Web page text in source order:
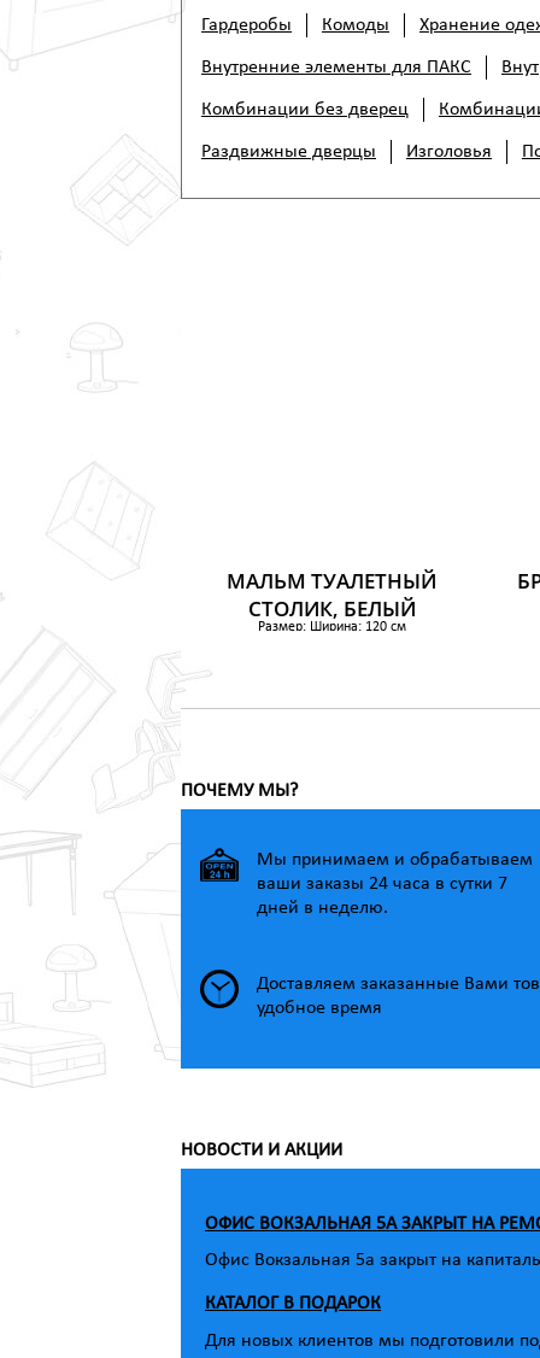
Гардеробы Комоды Хранение
Внутренние элементы для ПАКС
Комбинации без дверец
Раздвижные дверцы Изголовья
МАЛЬМ ТУАЛЕТНЫЙ
СТОЛИК, БЕЛЫЙ
Размер: Ширина: 120 см
9 899 р.
ПОЧЕМУ МЫ?
Мы принимаем и обрабатываем
ваши заказы 24 часа в сутки 7
дней в неделю.
Доставляем заказанные Вами
удобное время
НОВОСТИ И АКЦИИ
ОФИС ВОКЗАЛЬНАЯ 5А ЗАКРЫТ НА
Офис Вокзальная 5а закрыт на
КАТАЛОГ В ПОДАРОК
Для новых клиентов мы подготовили